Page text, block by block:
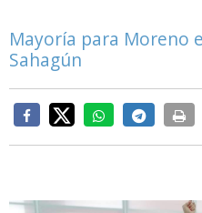
Mayoría para Moreno
Sahagún